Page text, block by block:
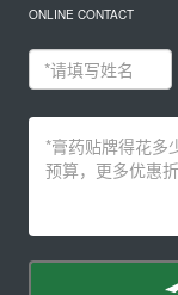
ONLINE CONTACT